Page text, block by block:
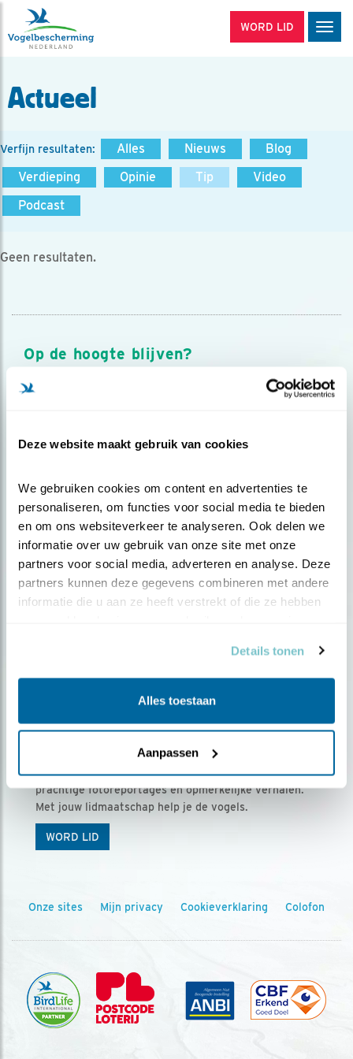
Deze website maakt gebruik van cookies
We gebruiken cookies om content en advertenties te
personaliseren, om functies voor social media te bieden
en om ons websiteverkeer te analyseren. Ook delen we
informatie over uw gebruik van onze site met onze
partners voor social media, adverteren en analyse. Deze
partners kunnen deze gegevens combineren met andere
informatie die u aan ze heeft verstrekt of die ze hebben
Details tonen
Alles toestaan
Aanpassen
WORD LID
Actueel
Verfijn resultaten: Alles Nieuws
Blog
Verdieping
Opinie Tip
Video
Podcast
Geen resultaten.
Op de hoogte blijven?
Meld je aan en ontvang nieuws, inspiratie, acties en tips
over vogels en activiteiten van Vogelbescherming.
Ontvang 5 x Vogels voor € 36,00 per jaar
Vogels is het tijdschrift voor onze leden, met
prachtige fotoreportages en opmerkelijke verhalen.
Met jouw lidmaatschap help je de vogels.
WORD LID
Onze sites Mijn privacy Cookieverklaring Colofon